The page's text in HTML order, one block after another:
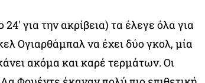
για την ακρίβεια) τα έλεγε όλα για
Ογιαρθάμπαλ να έχει δύο γκολ, μία
ακόμα και καρέ τερμάτων. Οι